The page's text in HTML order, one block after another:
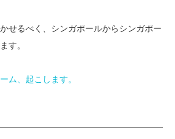
せるべく、シンガポールからシンガポー
す。
ム、起こします。